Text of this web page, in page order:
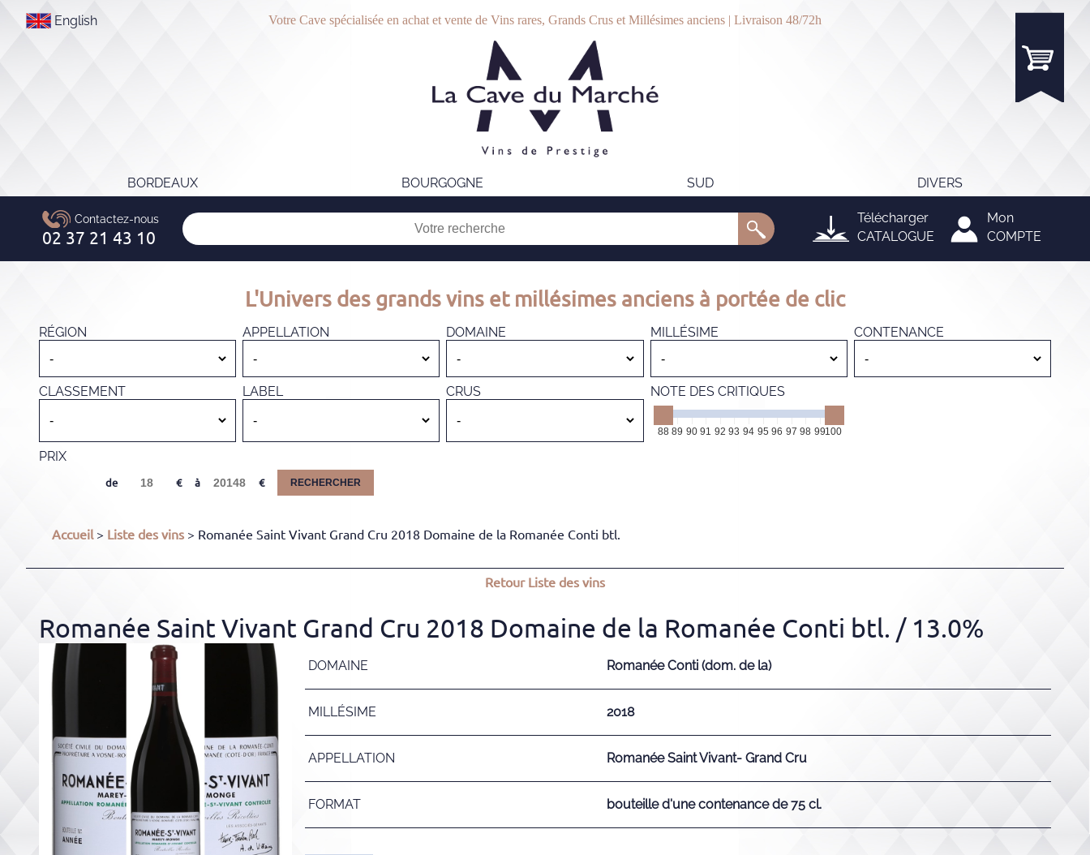
English Votre Cave spécialisée en achat et vente de Vins rares, Grands Crus et Millésimes anciens | Livraison 48/72h
BORDEAUX BOURGOGNE SUD DIVERS
Télécharger
CATALOGUE
Mon
COMPTE
L'Univers des grands vins et millésimes anciens à portée de clic
RÉGION APPELLATION DOMAINE MILLÉSIME CONTENANCE
CLASSEMENT LABEL CRUS NOTE DES CRITIQUES
88 89 90 91 92 93 94 95 96 97 98 99100
PRIX
de à RECHERCHER
Accueil> Liste des vins > Romanée Saint Vivant Grand Cru 2018 Domaine de la Romanée Conti btl.
RetourListe des vins
Romanée Saint Vivant Grand Cru 2018 Domaine de la Romanée Conti btl. / 13.0%
DOMAINE Romanée Conti (dom. de la)
MILLÉSIME 2018
APPELLATION Romanée Saint Vivant- Grand Cru
FORMAT bouteille d'une contenance de 75 cl.